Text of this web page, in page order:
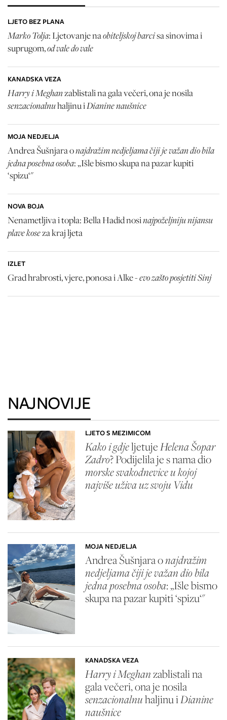
LJETO BEZ PLANA
Marko Tolja: Ljetovanje naobiteljskoj barcisa sinovima i
suprugom,od vale do vale
KANADSKA VEZA
Harry i Meghanzablistali na gala večeri, ona je nosila
senzacionalnuhaljinu i Dianine naušnice
MOJA NEDJELJA
Andrea Šušnjara onajdražim nedjeljama čiji je važan dio bila
jedna posebna osoba: „Išle bismo skupa na pazar kupiti
‘spizu‘"
NOVA BOJA
Nenametljiva i topla: Bella Hadid nosinajpoželjniju nijansu
plave koseza kraj ljeta
IZLET
Grad hrabrosti, vjere, ponosa i Alke -evo zašto posjetiti Sinj
NAJNOVIJE
LJETO S MEZIMICOM
Kako i gdjeljetuje Helena Šopar
Zadro? Podijelila je s nama dio
morske svakodnevice u kojoj
najviše uživa uz svoju Vidu
MOJA NEDJELJA
Andrea Šušnjara onajdražim
nedjeljama čiji je važan dio bila
jedna posebna osoba: „Išle bismo
skupa na pazar kupiti ‘spizu‘"
KANADSKA VEZA
Harry i Meghanzablistali na
gala večeri, ona je nosila
senzacionalnuhaljinu iDianine
naušnice